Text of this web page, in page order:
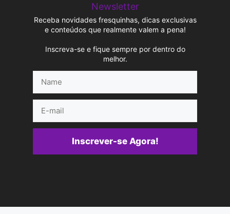
Newsletter
Receba novidades fresquinhas, dicas exclusivas
e conteúdos que realmente valem a pena!
Inscreva-se e fique sempre por dentro do
melhor.
mail
Inscrever-se Agora!